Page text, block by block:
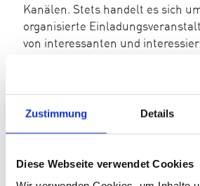
Zustimmung Details
Diese Webseite verwendet Cookies
Kanälen. Stets handelt es sich
organisierte
von interessanten und